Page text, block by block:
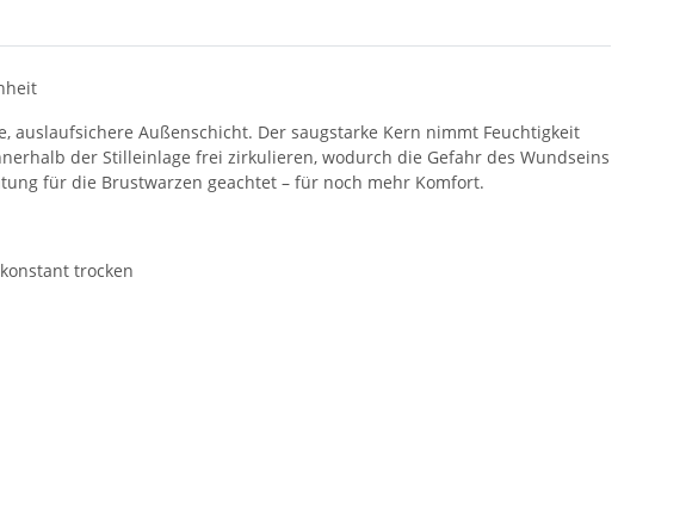
Außenschicht. Der saugstarke Kern nimmt Feuchtigkeit
der Stilleinlage frei zirkulieren, wodurch die Gefahr des Wundseins
für die Brustwarzen geachtet – für noch mehr Komfort.
trocken